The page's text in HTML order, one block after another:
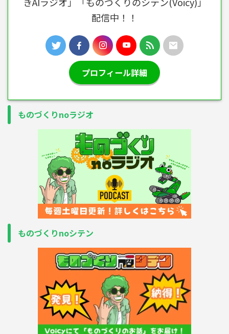
配信中！！
プロフィール詳細
ものづくりnoラジオ
ものづくりnoシテン